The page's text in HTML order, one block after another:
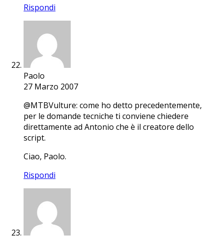
Rispondi
Paolo
27 Marzo 2007
@MTBVulture: come ho detto precedentemente,
per le domande tecniche ti conviene chiedere
direttamente ad Antonio che è il creatore dello
script.
Ciao, Paolo.
Rispondi